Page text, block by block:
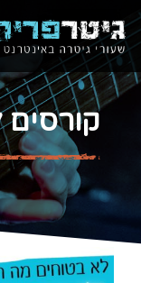
קורסים